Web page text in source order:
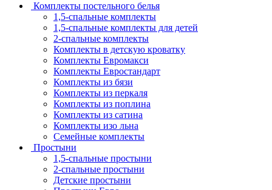
Комплекты постельного белья
1,5-спальные комплекты
1,5-спальные комплекты для детей
2-спальные комплекты
Комплекты в детскую кроватку
Комплекты Евромакси
Комплекты Евростандарт
Комплекты из бязи
Комплекты из перкаля
Комплекты из поплина
Комплекты из сатина
Комплекты изо льна
Семейные комплекты
Простыни
1,5-спальные простыни
2-спальные простыни
Детские простыни